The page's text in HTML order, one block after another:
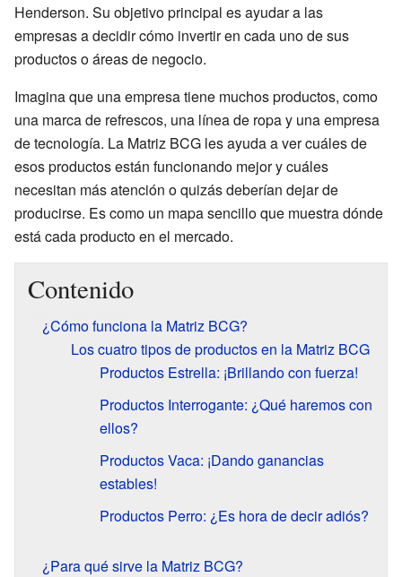
Henderson. Su objetivo principal es ayudar a las
empresas a decidir cómo invertir en cada uno de sus
productos o áreas de negocio.
Imagina que una empresa tiene muchos productos, como
una marca de refrescos, una línea de ropa y una empresa
de tecnología. La Matriz BCG les ayuda a ver cuáles de
esos productos están funcionando mejor y cuáles
necesitan más atención o quizás deberían dejar de
producirse. Es como un mapa sencillo que muestra dónde
está cada producto en el mercado.
Contenido
¿Cómo funciona la Matriz BCG?
Los cuatro tipos de productos en la Matriz BCG
Productos Estrella: ¡Brillando con fuerza!
Productos Interrogante: ¿Qué haremos con
ellos?
Productos Vaca: ¡Dando ganancias
estables!
Productos Perro: ¿Es hora de decir adiós?
¿Para qué sirve la Matriz BCG?